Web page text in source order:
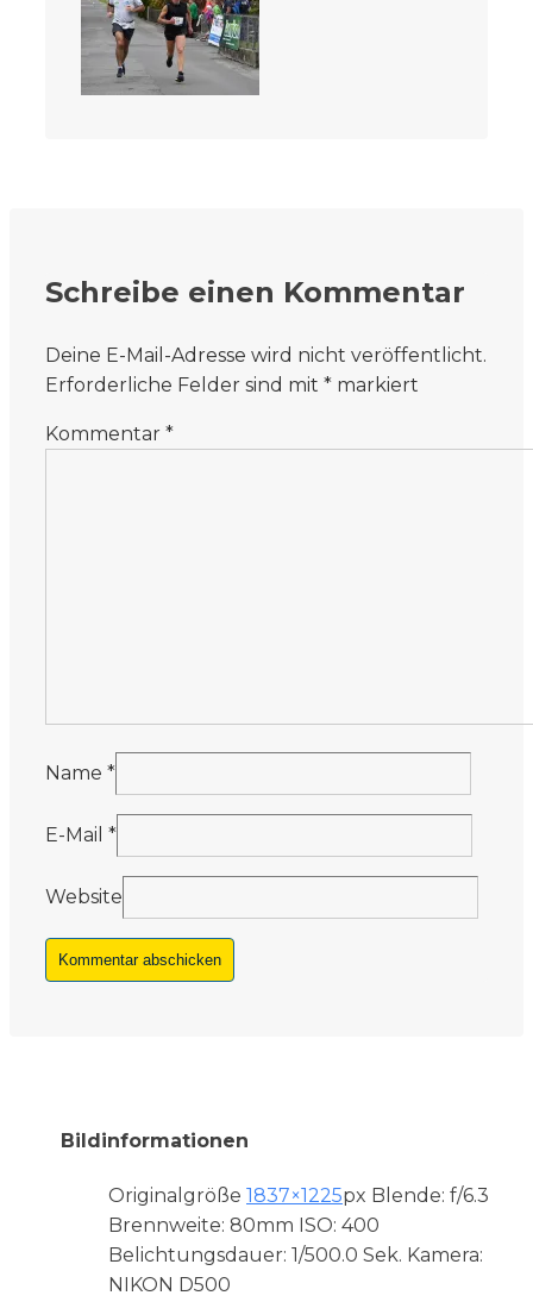
Schreibe einen Kommentar
Deine E-Mail-Adresse wird nicht veröffentlicht.
Erforderliche Felder sind mit * markiert
Kommentar *
Name *
E-Mail *
Website
Bildinformationen
Originalgröße 1837×1225px Blende: f/6.3
Brennweite: 80mm ISO: 400
Belichtungsdauer: 1/500.0 Sek. Kamera:
NIKON D500